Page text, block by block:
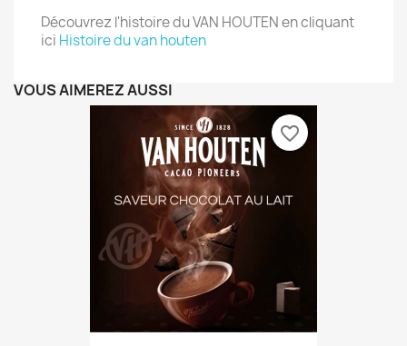
Découvrez l'histoire du VAN HOUTEN en cliquant
ici Histoire du van houten
VOUS AIMEREZ AUSSI
favorite_border